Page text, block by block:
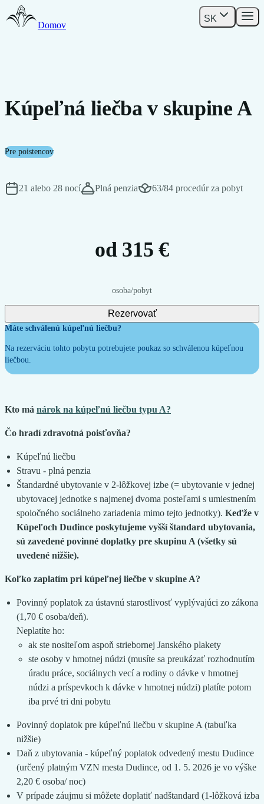
Domov
SK
Kúpeľná liečba v skupine A
Pre poistencov
21 alebo 28 nocí Plná penzia 63/84 procedúr za pobyt
od 315 €
osoba/pobyt
Rezervovať
Máte schválenú kúpeľnú liečbu?
Na rezerváciu tohto pobytu potrebujete poukaz so schválenou kúpeľnou
liečbou.
Kto má nárok na kúpeľnú liečbu typu A?
Čo hradí zdravotná poisťovňa?
Kúpeľnú liečbu
Stravu - plná penzia
Štandardné ubytovanie v 2-lôžkovej izbe (= ubytovanie v jednej
ubytovacej jednotke s najmenej dvoma posteľami s umiestnením
spoločného sociálneho zariadenia mimo tejto jednotky). Keďže v
Kúpeľoch Dudince poskytujeme vyšší štandard ubytovania,
sú zavedené povinné doplatky pre skupinu A (všetky sú
uvedené nižšie).
Koľko zaplatím pri kúpeľnej liečbe v skupine A?
Povinný poplatok za ústavnú starostlivosť vyplývajúci zo zákona
(1,70 € osoba/deň).
Neplatíte ho:
ak ste nositeľom aspoň striebornej Janského plakety
ste osoby v hmotnej núdzi (musíte sa preukázať rozhodnutím
úradu práce, sociálnych vecí a rodiny o dávke v hmotnej
núdzi a príspevkoch k dávke v hmotnej núdzi) platíte potom
iba prvé tri dni pobytu
Povinný doplatok pre kúpeľnú liečbu v skupine A (tabuľka
nižšie)
Daň z ubytovania - kúpeľný poplatok odvedený mestu Dudince
(určený platným VZN mesta Dudince, od 1. 5. 2026 je vo výške
2,20 € osoba/ noc)
V prípade záujmu si môžete doplatiť nadštandard (1-lôžková izba